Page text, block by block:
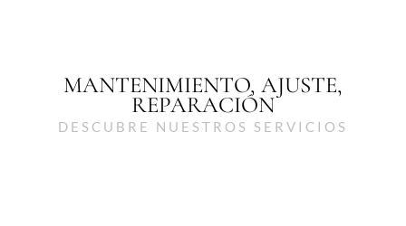
MANTENIMIENTO, AJUSTE,
REPARACIÓN
DESCUBRE NUESTROS SERVICIOS